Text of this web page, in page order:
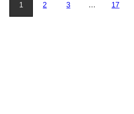
1 2 3 … 17